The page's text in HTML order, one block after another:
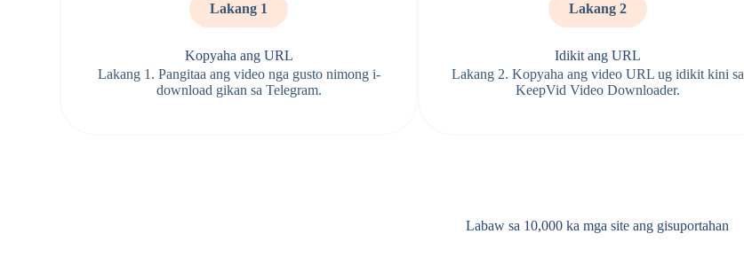
Lakang 1
Kopyaha ang URL
Lakang 1. Pangitaa ang video nga gusto nimong i-
download gikan sa Telegram.
Lakang 2
Idikit ang URL
Lakang 2. Kopyaha ang video URL ug idikit kini sa
KeepVid Video Downloader.
Labaw sa 10,000 ka mga site ang gisuportahan